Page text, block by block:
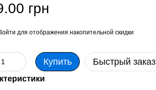
грн
для отображения накопительной скидки
Купить Быстрый заказ